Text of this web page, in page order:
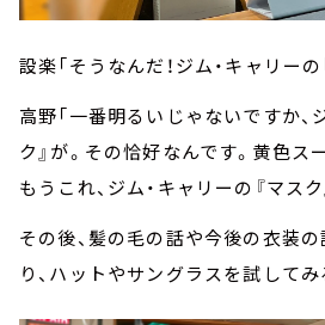
設楽「そうなんだ！ジム・キャリーの
高野「一番明るいじゃないですか、
ク』が。その恰好なんです。黄色ス
もうこれ、ジム・キャリーの『マスク
その後、髪の毛の話や今後の衣装
り、ハットやサングラスを試してみ